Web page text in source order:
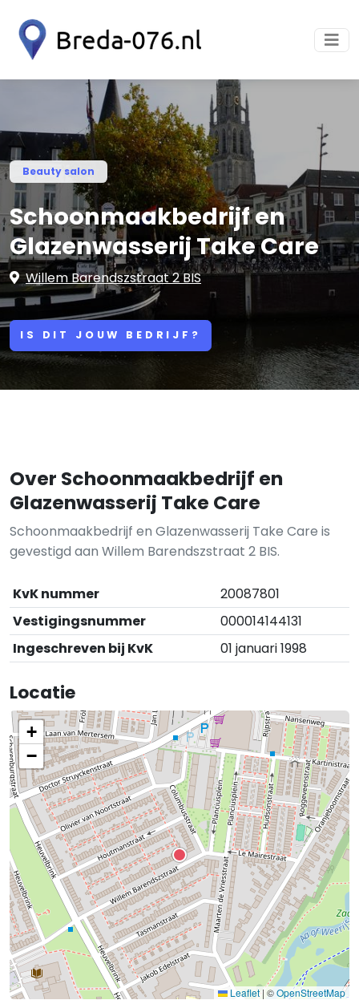
Beauty salon
Schoonmaakbedrijf en
Glazenwasserij Take Care
Willem Barendszstraat 2 BIS
IS DIT JOUW BEDRIJF?
Over Schoonmaakbedrijf en
Glazenwasserij Take Care
Schoonmaakbedrijf en Glazenwasserij Take Care is
gevestigd aan Willem Barendszstraat 2 BIS.
KvK nummer
20087801
Vestigingsnummer
000014144131
Ingeschreven bij KvK
01 januari 1998
Locatie
+
−
Leaflet | ©OpenStreetMap